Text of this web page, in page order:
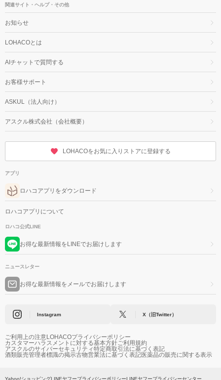
関連サイト・ヘルプ・その他
お知らせ
LOHACOとは
AIチャットで質問する
お客様サポート
ASKUL（法人向け）
アスクル株式会社（会社概要）
LOHACOをお気に入りストアに登録する
アプリ
ロハコアプリをダウンロード
ロハコアプリについて
ロハコ公式LINE
お得な最新情報をLINEでお届けします
ニュースレター
お得な最新情報をメールでお届けします
Instagram X（旧Twitter）
ご利用上の注意LOHACOプライバシーポリシー
カスタマーハラスメントに対する基本方針ご利用規約
アスクルのサイバーセキュリティ特定商取引法に基づく表記
酒類販売管理者標識の掲示古物営業法に基づく表記医薬品の販売に関する表示